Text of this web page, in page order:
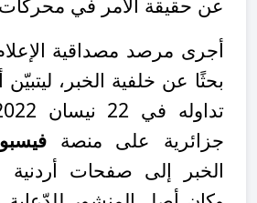
أجرى مرصد مصداقية
بحثًا عن خلفية الخبر،
جزائرية على منصة
الخبر إلى صفحات أردنية